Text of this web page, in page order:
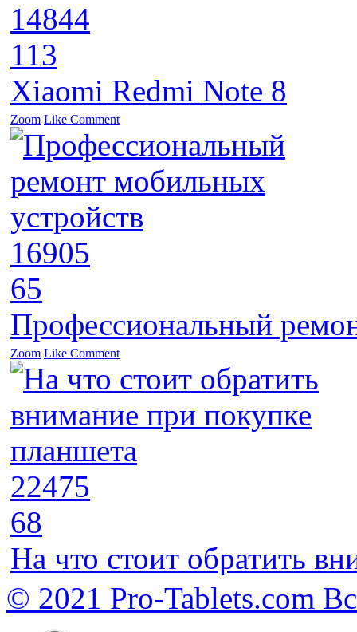
14844
113
Xiaomi Redmi Note 8
Zoom Like Comment
16905
65
Профессиональный
Zoom Like Comment
22475
68
На что стоит обратить
© 2021 Pro-Tablets.com